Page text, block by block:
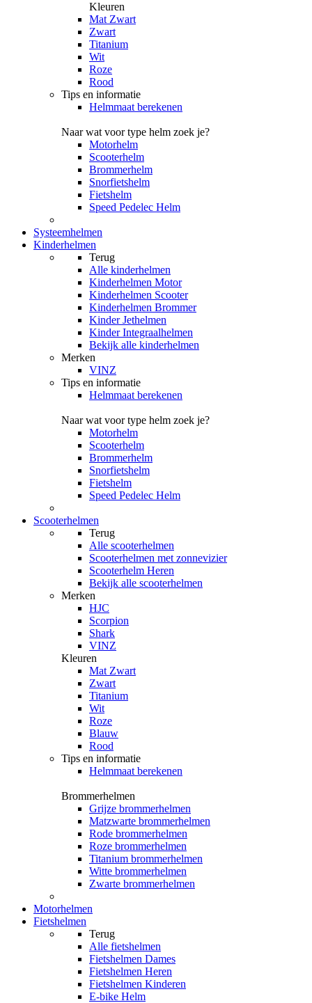
Kleuren
Mat Zwart
Zwart
Titanium
Wit
Roze
Rood
Tips en informatie
Helmmaat berekenen
Naar wat voor type helm zoek je?
Motorhelm
Scooterhelm
Brommerhelm
Snorfietshelm
Fietshelm
Speed Pedelec Helm
Systeemhelmen
Kinderhelmen
Terug
Alle kinderhelmen
Kinderhelmen Motor
Kinderhelmen Scooter
Kinderhelmen Brommer
Kinder Jethelmen
Kinder Integraalhelmen
Bekijk alle kinderhelmen
Merken
VINZ
Tips en informatie
Helmmaat berekenen
Naar wat voor type helm zoek je?
Motorhelm
Scooterhelm
Brommerhelm
Snorfietshelm
Fietshelm
Speed Pedelec Helm
Scooterhelmen
Terug
Alle scooterhelmen
Scooterhelmen met zonnevizier
Scooterhelm Heren
Bekijk alle scooterhelmen
Merken
HJC
Scorpion
Shark
VINZ
Kleuren
Mat Zwart
Zwart
Titanium
Wit
Roze
Blauw
Rood
Tips en informatie
Helmmaat berekenen
Brommerhelmen
Grijze brommerhelmen
Matzwarte brommerhelmen
Rode brommerhelmen
Roze brommerhelmen
Titanium brommerhelmen
Witte brommerhelmen
Zwarte brommerhelmen
Motorhelmen
Fietshelmen
Terug
Alle fietshelmen
Fietshelmen Dames
Fietshelmen Heren
Fietshelmen Kinderen
E-bike Helm